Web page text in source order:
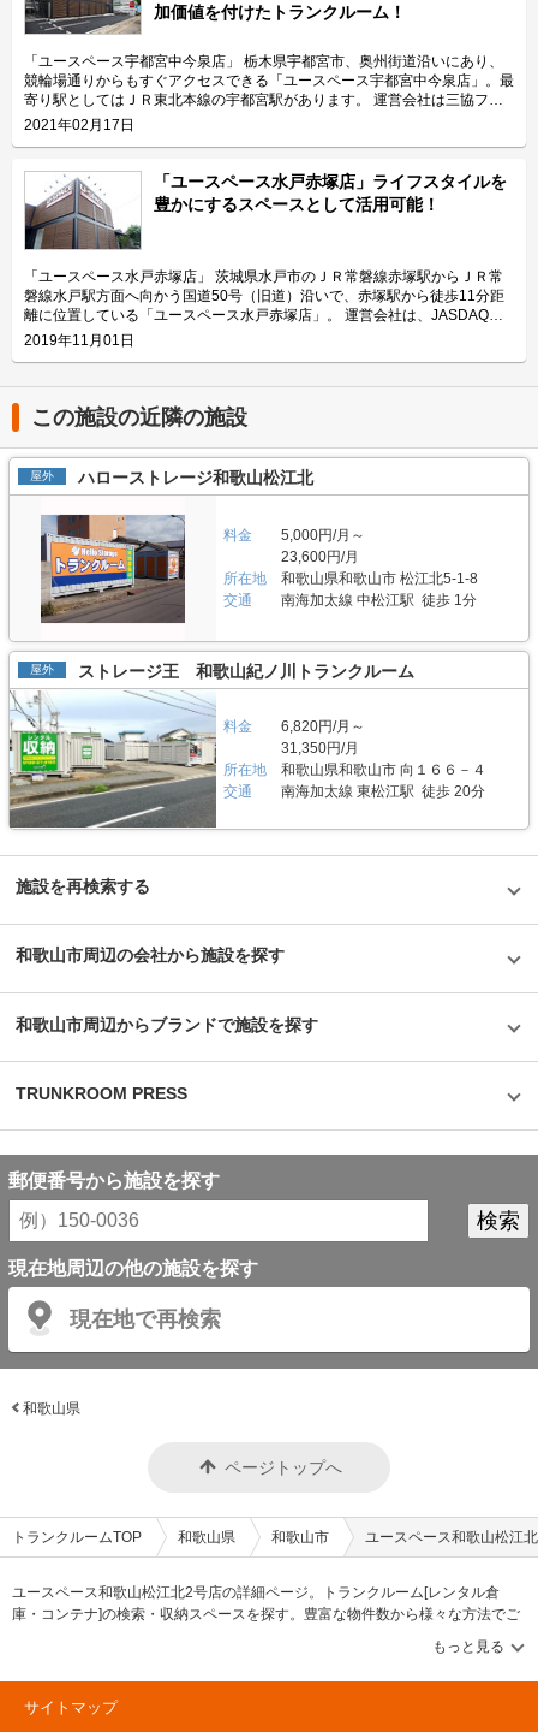
加価値を付けたトランクルーム！
「ユースペース宇都宮中今泉店」 栃木県宇都宮市、奥州街道沿いにあり、
競輪場通りからもすぐアクセスできる「ユースペース宇都宮中今泉店」。最
寄り駅としてはＪＲ東北本線の宇都宮駅があります。 運営会社は三協フロ
ンテア株式会社。トランクルームだけでなく、テレワーク、会議、商談など
に利用できるレンタルスペースも展開しているブランド「U-SPACE（ユー
ている「ユースペース宇都宮中今泉店」の特長や利用用途などをご紹介致し
ます。 「ユースペース宇都宮中今泉店」の特長を教えてください。 「ユー
スペース宇都宮中今泉店」はトランクルームを通じてライフスタイルを豊か
にするというコンセプト「+U」の施設としてお客様に付加価値のある快適
な空間を提供したいという想いから、通常の収納スペースのほか、趣味やテ
レワークの場所としても利用可能な「隠れ家ルーム」、収納する荷物の整
理・手入れが可能なご契約者様共有の「ワークスペース」といった付加価値
をつけた部屋も提供しています。また、お客様からの「棚板が付いている方
が収納がしやすく便利」という声を受けて、サイズの小さいS1タイプ、S2
タイプのお部屋には全て棚板を標準装備として提供するなどお客様目線で店
舗を運営しています。 主にどんな方がご利用されているのでしょうか？
「ユースペース宇都宮中今泉店」が位置する栃木県宇都宮市は、20年前と
比較して人口が増えていることもあり、近隣にお住いのファミリー層などの
利用が多く、書類や本などのほか、「ワークスペース」を利用して荷物の整
理・手入れが可能なためゴルフバックなどの収容ニーズも高いです。また、
奥州街道に面した立地で専用駐車場もあるため、内装業者様が材料置き場と
して利用するなど法人にも利用されています。 セキュリティや安全面につ
用頂けるように防犯カメラは1階の入口、2階の裏口、各フロアの通路にそ
れぞれ1台ずつの計4台が設置されているだけでなく、定期的に店舗を巡回
することで安全性を高めています。また、無人店舗ではありますが、非常ボ
タンも設置しておりますので、有事の際には提携警備会社が駆けつける仕組
みとなっています。設備面でも建物に断熱材を使用しているほか、お客様の
大切な荷物へのカビなどの発生を抑制するため各フロアに業務用の除湿機も
設置しています。エレベーター、台車、踏み台など、荷物をより簡単に出し
入れできる設備も完備しているため、女性一人でのご利用も安心です。 費
用や契約について教えてください。 収納スペースの価格帯は月額4,200円～
42,900円（税込）、サイズタイプは0.5帖から3.3帖まで幅広くご用意してい
ます。初期費用として賃料3か月分(前納)のほか、基本管理設備料(賃料1か
月分)が掛かります。お支払いにつきましては、クレジットカード払いある
いは口座振替をご利用頂けます。「ユースペース宇都宮中今泉店」は施設見
学可能なトランクルームなので、ご契約の前に部屋の雰囲気や広さなどが確
認できます。ご希望の方はLIFULLトランクルームから電話やメールにてお
気軽にお問い合わせください。 編集後記 三協フロンテア株式会社の「ユー
スペース宇都宮中今泉店」は清潔感と安心感があるトランクルームだった。
らくる安心感や、お客様目線での除湿機の設置や棚板付きルームなど気遣い
今泉店」の隠れ家ルームは、エアコンと換気扇が設置されているだけでな
く、テレワークの場所として需要が高まっていることからWi-Fiも設置され
ているなど付加価値の高い部屋も提供しており、利用客に寄り添った店舗で
地に着いてから荷物の整理することが出来るのも特徴的で、今後も従来のト
と思った。
2021年02月17日
「ユースペース水戸赤塚店」ライフスタイルを
豊かにするスペースとして活用可能！
「ユースペース水戸赤塚店」 茨城県水戸市のＪＲ常磐線赤塚駅からＪＲ常
磐線水戸駅方面へ向かう国道50号（旧道）沿いで、赤塚駅から徒歩11分距
離に位置している「ユースペース水戸赤塚店」。 運営会社は、JASDAQに
上場している企業で全国に395店舗、約21,000室のトランクルームを直接運
営している（2019年8月末現在）三協フロンテア株式会社。近年はレンタル
充している会社です。 今回は、三協フロンテア株式会社が運営している
「ユースペース水戸赤塚店」の特徴や利用用途などをご紹介します。 「ユ
ースペース水戸赤塚店」の特徴を教えてください。 「ユースペース水戸赤
塚店」はトランクルームを通じてライフスタイルを豊かにするというコンセ
プトのもと、通常タイプ99室のほかに「+U」エリアを併設しました。一時
滞在型の「隠れ家ルーム」や作業が可能な「ワークスペース」、その他にも
います。 駐車場があるので大型荷物の出し入れも安心です。また、広さは
0.3帖の小さい部屋から3.4帖の部屋まで様々なサイズがあるため、用途に合
わせてご利用いただけます。 主にどんな方がご利用されているのでしょう
か？ 近隣の主婦のお客様に多く利用されております。主な収納リストは衣
類、家具、アウトドア用品などがあります。 「ユースペース水戸赤塚店」
では当店を中心に仕事したい方のためにワークスペースも提供しています。
また、室内にはリラックスできるBGMやアロマなど、快適な空間を演出す
る装置も用意しています。エレベーター、台車、踏み台など、荷物をより簡
単に出し入れできる設備も完備しているため、女性一人でのご利用も安心で
す。 セキュリティや安全面について教えてください。 安心してご利用いた
だけるよう屋内施設には監視カメラやモニターを設置し、定期的な巡回を行
っております。またご契約の中には動産総合保険も含まれておりますので、
万が一のときも安心いただけます。加えて、人感LEDライトなどを兼ね備え
た室内タイプの収納スペースであるので、女性の方でも安心して使えるよう
に工夫しています。入口は専用キーで解錠できるため、365日24時間いつで
もご利用いただけます。空調換気設備としてエアコン、サーキュレーターな
どを設置しお客様が満足できるサービスを提供しています。 費用や契約に
ついて教えてください。 ご契約では、月々の賃料のほかに基本管理整備料
定費用はありません。部屋の雰囲気や広さなど、気になる点は事前の内見
ーンや、他社のりかえウェルカムキャンペーンなども開催しています。最短
1ヶ月などの短期利用や即日利用も可能です。月々のお支払いは、口座振替
やクレジットカード決済がご利用いただけます。 編集後記 「ユースペース
上場企業が管理している施設などで安心して使える要素が多いトランクルー
ずに収納できるのも良いと感じた。「ユースペース水戸赤塚店」は、1ヶ月
の管理料にプラス1,000円で使えるワークスペースがあることも特徴で、館
内はアロマやリラックスできるBGMが設置されており、日々の生活の一部
2019年11月01日
この施設の近隣の施設
屋外 ハローストレージ和歌山松江北
料金
5,000円/月～
23,600円/月
所在地
和歌山県和歌山市 松江北5-1-8
交通
南海加太線 中松江駅 徒歩 1分
屋外 ストレージ王 和歌山紀ノ川トランクルーム
料金
6,820円/月～
31,350円/月
所在地
和歌山県和歌山市 向１６６－４
交通
南海加太線 東松江駅 徒歩 20分
施設を再検索する
和歌山市周辺の会社から施設を探す
和歌山市周辺からブランドで施設を探す
TRUNKROOM PRESS
郵便番号から施設を探す
現在地周辺の他の施設を探す
現在地で再検索
和歌山県
ページトップへ
トランクルームTOP 和歌山県 和歌山市 ユースペース和歌山松江
ユースペース和歌山松江北2号店の詳細ページ。トランクルーム[レンタル倉
庫・コンテナ]の検索・収納スペースを探す。豊富な物件数から様々な方法でご
希望の収納スペースを簡単に探せるトランクルーム情報サイトです。ユースペ
ース和歌山松江北2号店の住所・最寄りの駅、物件タイプのご紹介や料金表、お
得なキャンペーン情報もあります。気になる物件タイプを見つけたら、メール
か電話でお問合せが可能です（無料）。
サイトマップ